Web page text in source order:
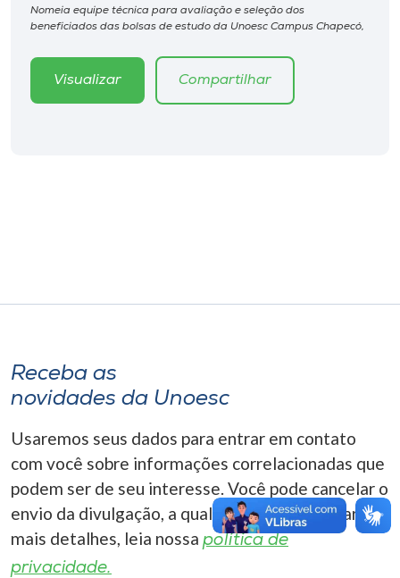
Rádio
A+
Nomeia equipe técnica para avaliação e seleção dos
beneficiados das bolsas de estudo da Unoesc Campus Chapecó,
Visualizar Compartilhar
Receba as
novidades da Unoesc
Usaremos seus dados para entrar em contato
com você sobre informações correlacionadas que
podem ser de seu interesse. Você pode cancelar o
envio da divulgação, a qualquer momento. Para
mais detalhes, leia nossa política de
privacidade.